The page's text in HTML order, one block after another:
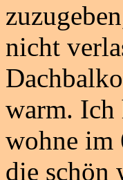
nicht
warm. Ich
wohne im
die schön